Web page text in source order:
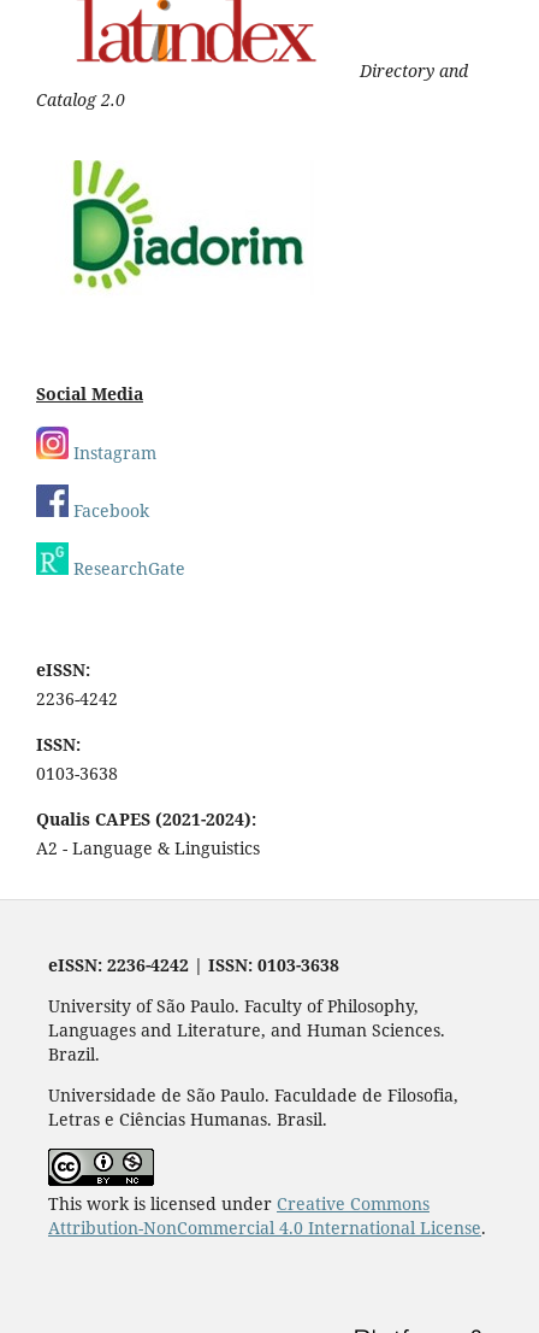
Directory and
Catalog 2.0
Social Media
Instagram
Facebook
ResearchGate
eISSN:
2236-4242
ISSN:
0103-3638
Qualis CAPES (2021-2024):
A2 - Language & Linguistics
eISSN: 2236-4242 | ISSN: 0103-3638
University of São Paulo. Faculty of Philosophy,
Languages and Literature, and Human Sciences.
Brazil.
Universidade de São Paulo. Faculdade de Filosofia,
Letras e Ciências Humanas. Brasil.
This work is licensed under Creative Commons
Attribution-NonCommercial 4.0 International License.